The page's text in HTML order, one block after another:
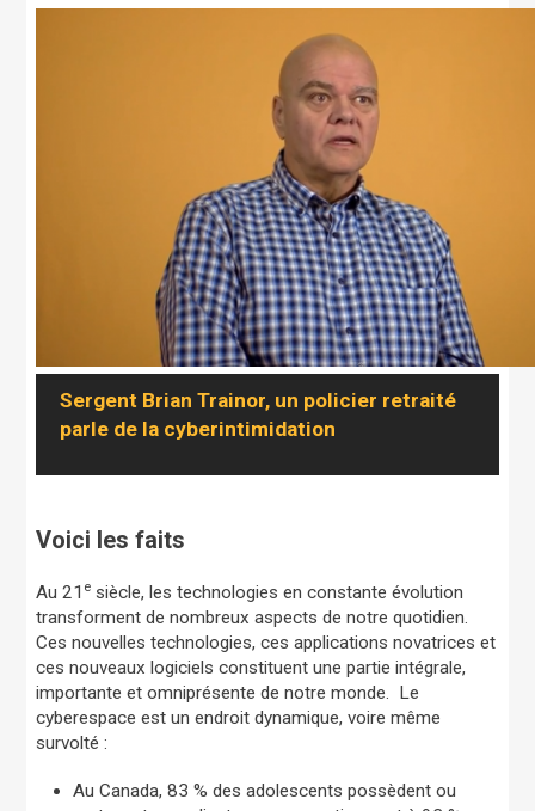
Sergent Brian Trainor, un policier retraité
parle de la cyberintimidation
Voici les faits
Au 21 e siècle, les technologies en constante évolution
transforment de nombreux aspects de notre quotidien.
Ces nouvelles technologies, ces applications novatrices et
ces nouveaux logiciels constituent une partie intégrale,
importante et omniprésente de notre monde. Le
cyberespace est un endroit dynamique, voire même
survolté :
Au Canada, 83 % des adolescents possèdent ou